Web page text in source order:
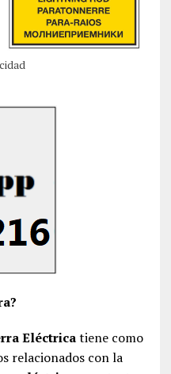
Eléctricatiene como
relacionados con la